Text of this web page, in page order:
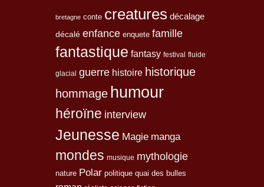
bretagne conte creatures décalage
décalé enfance enquete famille
fantastique fantasy festival fluide
glacial guerre histoire historique
hommage humour
héroïne interview
Jeunesse Magie manga
mondes musique mythologie
nature Polar politique quai des bulles